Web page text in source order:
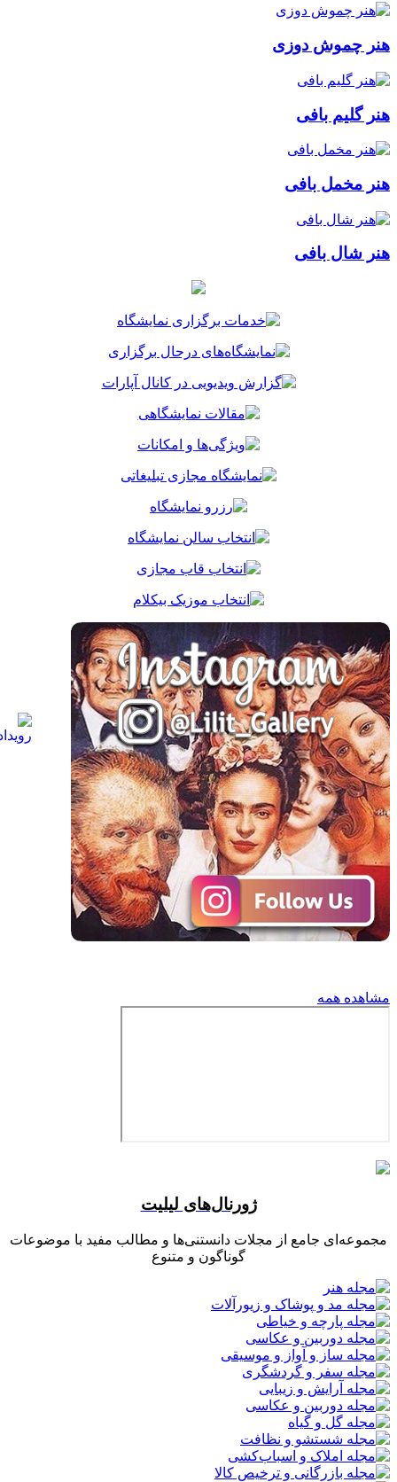
هنر چموش دوزی
هنر گلیم بافی
هنر مخمل بافی
هنر شال بافی
مشاهده همه
ژورنال‌های لیلیت
مجموعه‌ای جامع از مجلات دانستنی‌ها و مطالب مفید با موضوعات
گوناگون و متنوع